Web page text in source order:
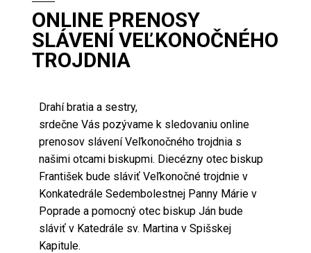
ONLINE PRENOSY
SLÁVENÍ VEĽKONOČNÉHO
TROJDNIA
Drahí bratia a sestry,
srdečne Vás pozývame k sledovaniu online
prenosov slávení Veľkonočného trojdnia s
našimi otcami biskupmi. Diecézny otec biskup
František bude sláviť Veľkonočné trojdnie v
Konkatedrále Sedembolestnej Panny Márie v
Poprade a pomocný otec biskup Ján bude
sláviť v Katedrále sv. Martina v Spišskej
Kapitule.